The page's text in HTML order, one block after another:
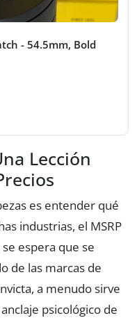
- 54.5mm, Bold
Lección
es entender qué
industrias, el MSRP
espera que se
de las marcas de
a menudo sirve
psicológico de